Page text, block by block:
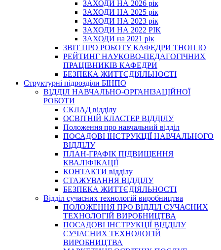
ЗАХОДИ НА 2026 рік
ЗАХОДИ НА 2025 рік
ЗАХОДИ НА 2023 рік
ЗАХОДИ НА 2022 РІК
ЗАХОДИ на 2021 рік
3BIT ПРО РОБОТУ КАФЕДРИ ТНОП ІО
РЕЙТИНГ НАУКОВО-ПЕДАГОГІЧНИХ
ПРАЦІВНИКІВ КАФЕДРИ
БЕЗПЕКА ЖИТТЄДІЯЛЬНОСТІ
Структурні підрозділи БІНПО
ВІДДІЛ НАВЧАЛЬНО-ОРГАНІЗАЦІЙНОЇ
РОБОТИ
СКЛАД відділу
ОСВІТНІЙ КЛАСТЕР ВІДДІЛУ
Положення про навчальний вiддiл
ПОСАДОВІ ІНСТРУКЦІЇ НАВЧАЛЬНОГО
ВІДДІЛУ
ПЛАН-ГРАФІК ПІДВИЩЕННЯ
КВАЛІФІКАЦІЇ
КОНТАКТИ відділу
СТАЖУВАННЯ ВІДДІЛУ
БЕЗПЕКА ЖИТТЄДІЯЛЬНОСТІ
Відділ сучасних технологій виробництва
ПОЛОЖЕННЯ ПРО ВІДДІЛ СУЧАСНИХ
ТЕХНОЛОГІЙ ВИРОБНИЦТВА
ПОСАДОВІ ІНСТРУКЦІЇ ВІДДІЛУ
СУЧАСНИХ ТЕХНОЛОГІЙ
ВИРОБНИЦТВА